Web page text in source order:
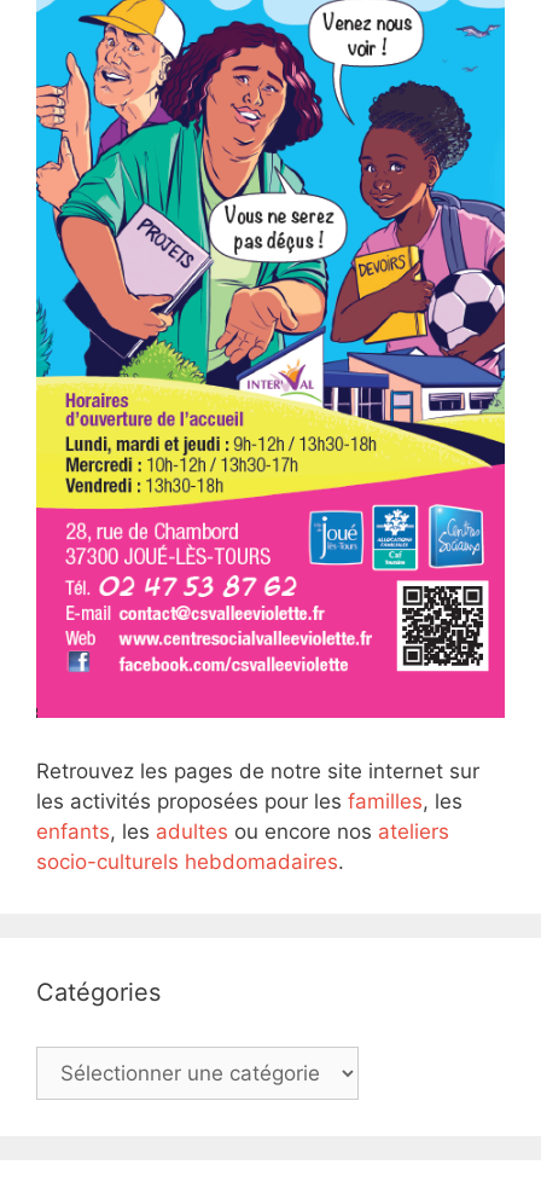
Retrouvez les pages de notre site internet sur
les activités proposées pour les familles, les
enfants, les adultes ou encore nos ateliers
socio-culturels hebdomadaires.
Catégories
Catégories